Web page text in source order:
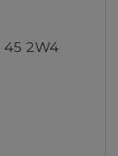
45 2W4